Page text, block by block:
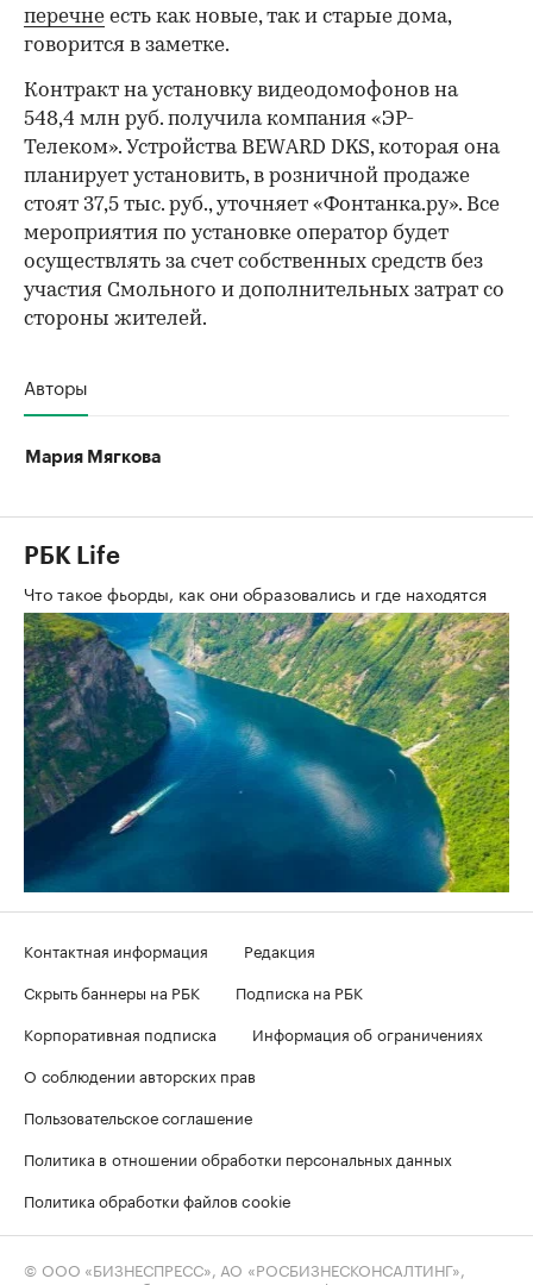
перечне есть как новые, так и старые дома,
говорится в заметке.
Контракт на установку видеодомофонов на
548,4 млн руб. получила компания «ЭР-
Телеком». Устройства BEWARD DKS, которая она
планирует установить, в розничной продаже
стоят 37,5 тыс. руб., уточняет «Фонтанка.ру». Все
мероприятия по установке оператор будет
осуществлять за счет собственных средств без
участия Смольного и дополнительных затрат со
стороны жителей.
Авторы
Мария Мягкова
РБК Life
Что такое фьорды, как они образовались и где находятся
Контактная информация
Редакция
Скрыть баннеры на РБК
Подписка на РБК
Корпоративная подписка
Информация об ограничениях
О соблюдении авторских прав
Пользовательское соглашение
Политика в отношении обработки персональных данных
Политика обработки файлов cookie
© ООО «БИЗНЕСПРЕСС», АО «РОСБИЗНЕСКОНСАЛТИНГ»,